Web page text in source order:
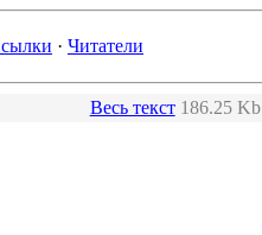
· Читатели
Весь текст 186.25 Kb